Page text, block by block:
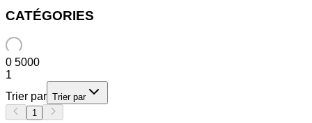
CATÉGORIES
0 5000
1
Trier par Trier par
1